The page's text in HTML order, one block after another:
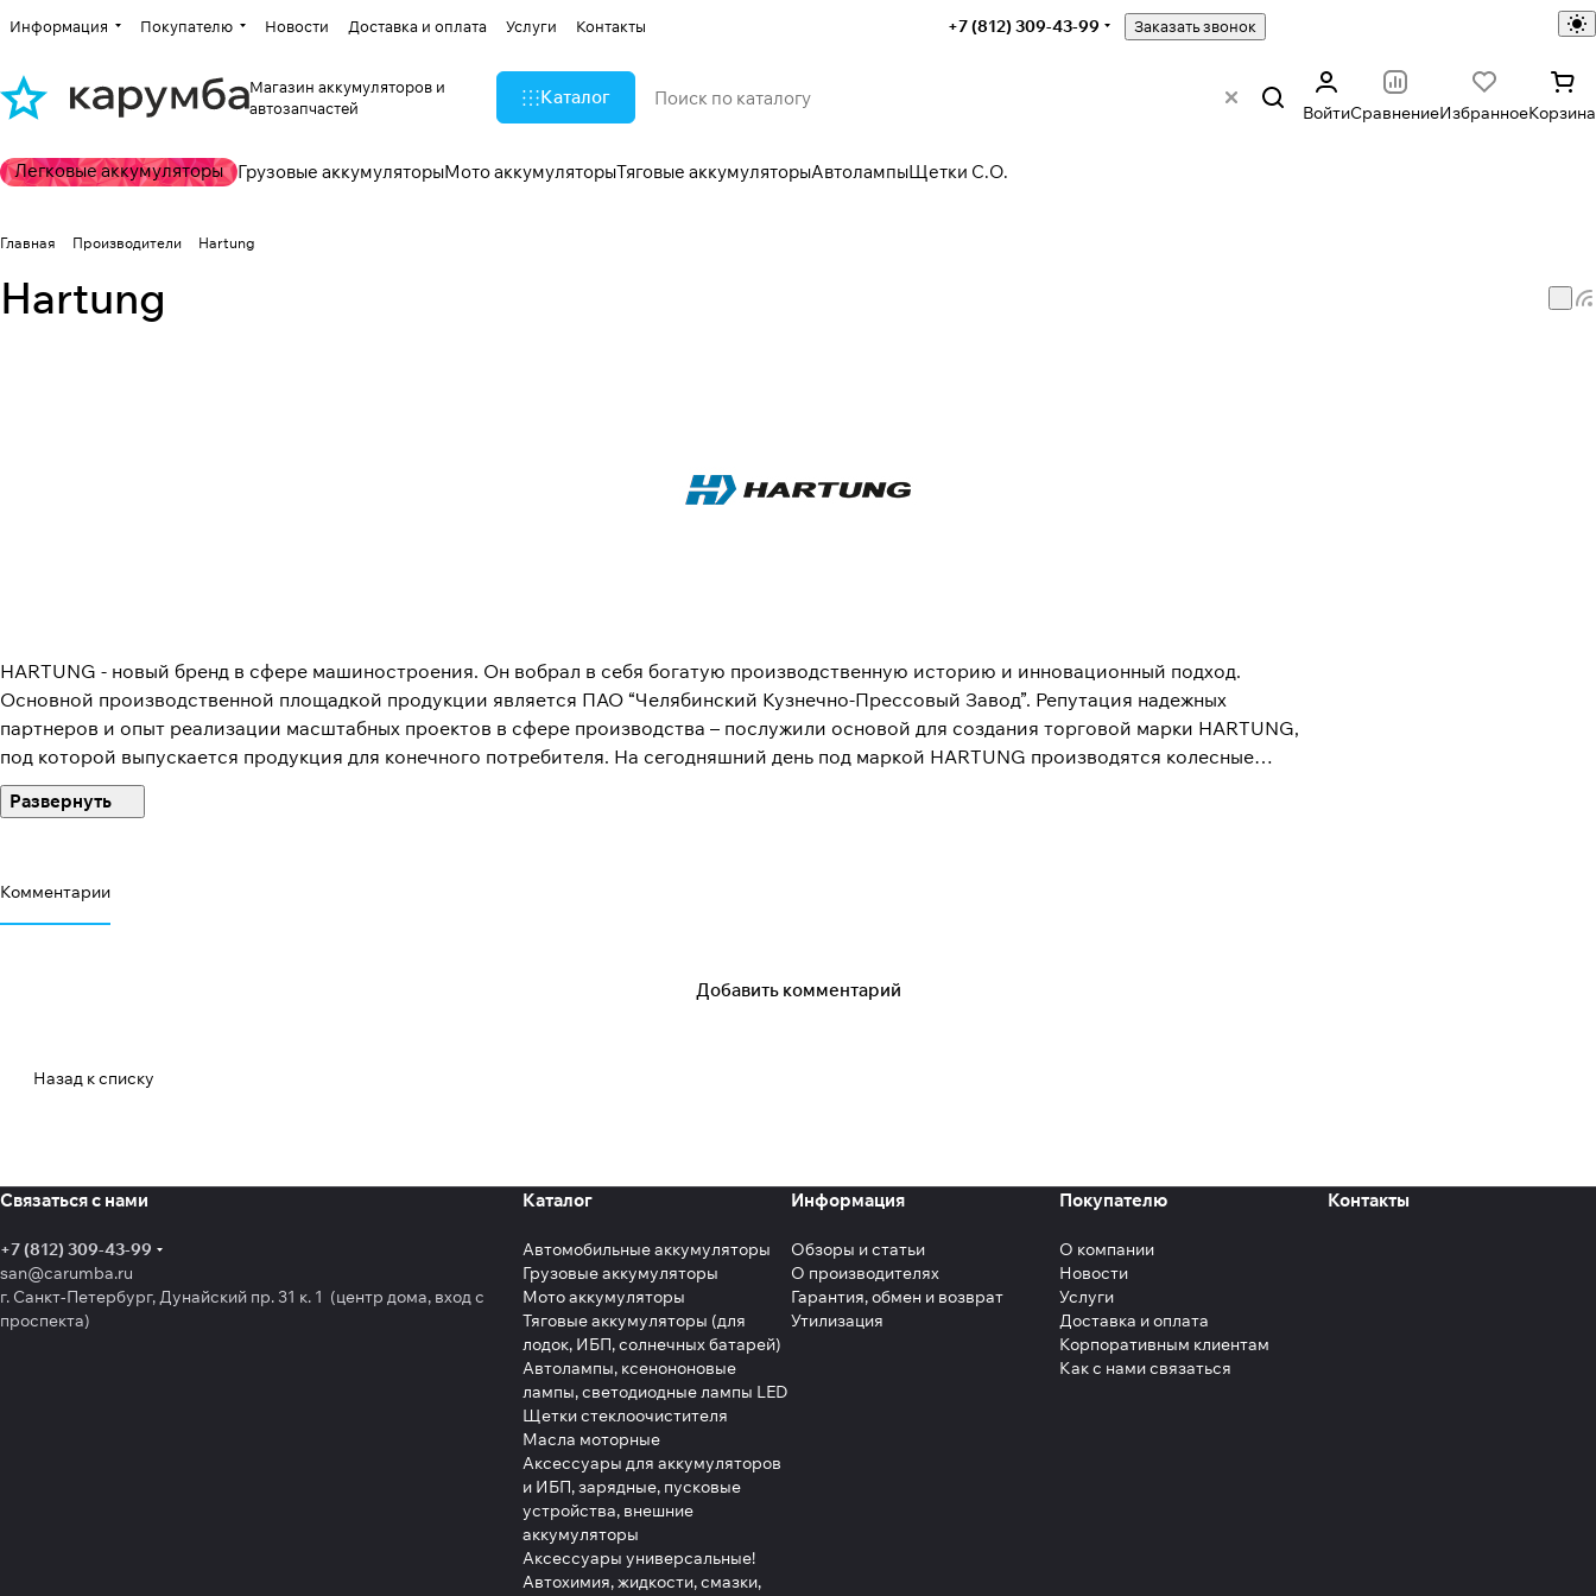
Информация Покупателю Новости Доставка и оплата Услуги Контакты +7 (812) 309-43-99 Заказать звонок
Магазин аккумуляторов и
автозапчастей
Каталог
ВойтиСравнениеИзбранноеКорзина
Легковые аккумуляторы Грузовые аккумуляторыМото аккумуляторыТяговые аккумуляторыАвтолампыЩетки С.О.
Главная Производители Hartung
Hartung
HARTUNG - новый бренд в сфере машиностроения. Он вобрал в себя богатую производственную историю и инновационный подход.
Основной производственной площадкой продукции является ПАО “Челябинский Кузнечно-Прессовый Завод”. Репутация надежных
партнеров и опыт реализации масштабных проектов в сфере производства – послужили основой для создания торговой марки HARTUNG,
под которой выпускается продукция для конечного потребителя. На сегодняшний день под маркой HARTUNG производятся колесные
диски и прицепная техника, планируется расширение линейки продукции.
Комментарии
Добавить комментарий
Назад к списку
Связаться с нами
+7 (812) 309-43-99
san@carumba.ru
г. Санкт-Петербург, Дунайский пр. 31 к. 1 (центр дома, вход с
проспекта)
Каталог
Автомобильные аккумуляторы
Грузовые аккумуляторы
Мото аккумуляторы
Тяговые аккумуляторы (для
лодок, ИБП, солнечных батарей)
Автолампы, ксенононовые
лампы, светодиодные лампы LED
Щетки стеклоочистителя
Масла моторные
Аксессуары для аккумуляторов
и ИБП, зарядные, пусковые
устройства, внешние
аккумуляторы
Аксессуары универсальные!
Автохимия, жидкости, смазки,
Информация
Обзоры и статьи
О производителях
Гарантия, обмен и возврат
Утилизация
Покупателю
О компании
Новости
Услуги
Доставка и оплата
Корпоративным клиентам
Как с нами связаться
Контакты